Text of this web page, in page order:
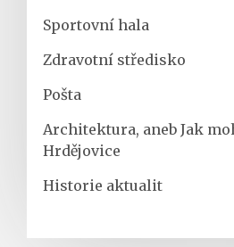
Sportovní hala
Zdravotní středisko
Pošta
Architektura, aneb Jak
Hrdějovice
Historie aktualit